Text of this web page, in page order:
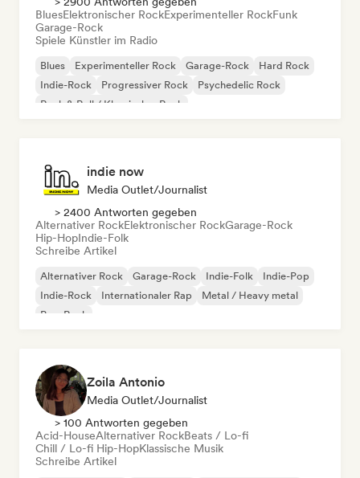
BluesElektronischer RockExperimenteller RockFunk
Garage-Rock
Spiele Künstler im Radio
Blues Experimenteller Rock Garage-Rock
Hard Rock
Indie-Rock
Progressiver Rock
Psychedelic Rock
Rock & Roll / Klassischer Rock
indie now
Media Outlet/Journalist
> 2400 Antworten gegeben
Alternativer RockElektronischer RockGarage-Rock
Hip-HopIndie-Folk
Schreibe Artikel
Alternativer Rock Garage-Rock Indie-Folk
Indie-Pop
Indie-Rock
Internationaler Rap
Metal / Heavy metal
Pop-Rock
Zoila Antonio
Media Outlet/Journalist
> 100 Antworten gegeben
Acid-HouseAlternativer RockBeats / Lo-fi
Chill / Lo-fi Hip-HopKlassische Musik
Schreibe Artikel